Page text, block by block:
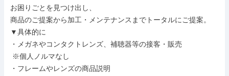
お困りごとを見つけ出し、
商品のご提案から加工・メンテナンスまでトータルにご提案。
▼具体的に
・メガネやコンタクトレンズ、補聴器等の接客・販売
・フレームやレンズの商品説明